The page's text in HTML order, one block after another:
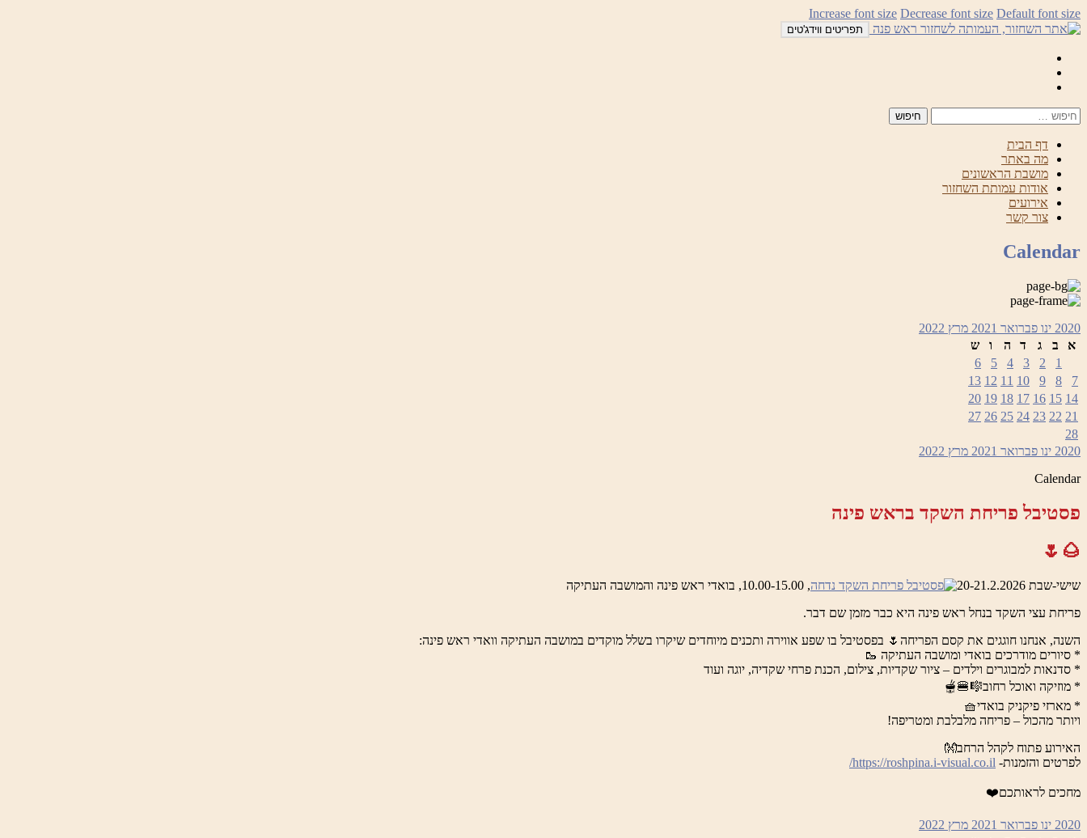
לדלג
לתוכן
Increase font size Decrease font size Default font size
תפריטים ווידג'טים
דף הבית
מה באתר
מושבת הראשונים
אודות עמותת השחזור
אירועים
צור קשר
Calendar
2020 ינו פברואר 2021 מרץ 2022
א
ב ג ד ה ו
ש
1
2
3
4
5
6
7
8
9
10
11
12
13
14
15
16
17
18
19
20
21
22
23
24
25
26
27
28
2020 ינו פברואר 2021 מרץ 2022
Calendar
פסטיבל פריחת השקד בראש פינה
🌰🌷
שישי-שבת 20-21.2.2026
, 10.00-15.00, בואדי ראש פינה והמושבה העתיקה
פריחת עצי השקד בנחל ראש פינה היא כבר מזמן שם דבר.
השנה, אנחנו חוגגים את קסם הפריחה🌷 בפסטיבל בו שפע אווירה ותכנים מיוחדים שיקרו בשלל מוקדים במושבה העתיקה וואדי ראש פינה:
* סיורים מודרכים בואדי ומושבה העתיקה 🥾
* סדנאות למבוגרים וילדים – ציור שקדיות, צילום, הכנת פרחי שקדיה, יוגה ועוד
* מוזיקה ואוכל רחוב🎼🍔🫕
* מארזי פיקניק בואדי🧺
ויותר מהכול – פריחה מלבלבת ומטריפה!
האירוע פתוח לקהל הרחב👐
לפרטים והזמנות- https://roshpina.i-visual.co.il/
מחכים לראותכם❤️
2020 ינו פברואר 2021 מרץ 2022